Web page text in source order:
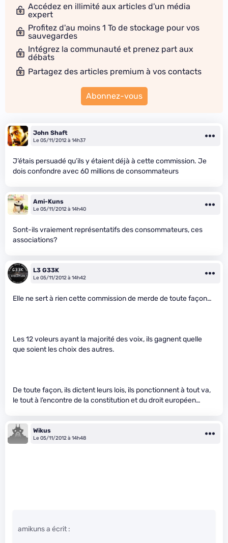
Accédez en illimité aux articles d'un média
expert
Profitez d'au moins 1 To de stockage pour vos
sauvegardes
Intégrez la communauté et prenez part aux
débats
Partagez des articles premium à vos contacts
Abonnez-vous
John Shaft
Le 05/11/2012 à 14h37
J’étais persuadé qu’ils y étaient déjà à cette commission. Je
dois confondre avec 60 millions de consommateurs
Ami-Kuns
Le 05/11/2012 à 14h40
Sont-ils vraiement représentatifs des consommateurs, ces
associations?
L3 G33K
Le 05/11/2012 à 14h42
Elle ne sert à rien cette commission de merde de toute façon…
Les 12 voleurs ayant la majorité des voix, ils gagnent quelle
que soient les choix des autres.
De toute façon, ils dictent leurs lois, ils ponctionnent à tout va,
le tout à l’encontre de la constitution et du droit européen…
Wikus
Le 05/11/2012 à 14h48
amikuns a écrit :